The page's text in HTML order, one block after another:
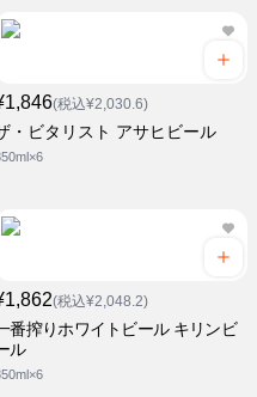
(税込¥2,030.6)
・ビタリスト アサヒビール
(税込¥2,048.2)
番搾りホワイトビール キリンビ
ル